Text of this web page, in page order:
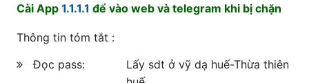
Cài App 1.1.1.1 để vào web và telegram khi bị chặn
Thông tin tóm tắt :
Đọc pass:
Lấy sdt ở vỹ dạ huế-Thừa thiên